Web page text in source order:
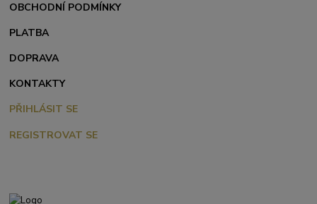
OBCHODNÍ PODMÍNKY
PLATBA
DOPRAVA
KONTAKTY
PŘIHLÁSIT SE
REGISTROVAT SE